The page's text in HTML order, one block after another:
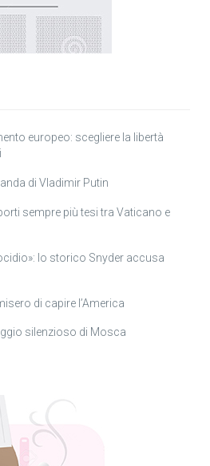
europeo: scegliere la libertà
di Vladimir Putin
sempre più tesi tra Vaticano e
lo storico Snyder accusa
di capire l’America
silenzioso di Mosca